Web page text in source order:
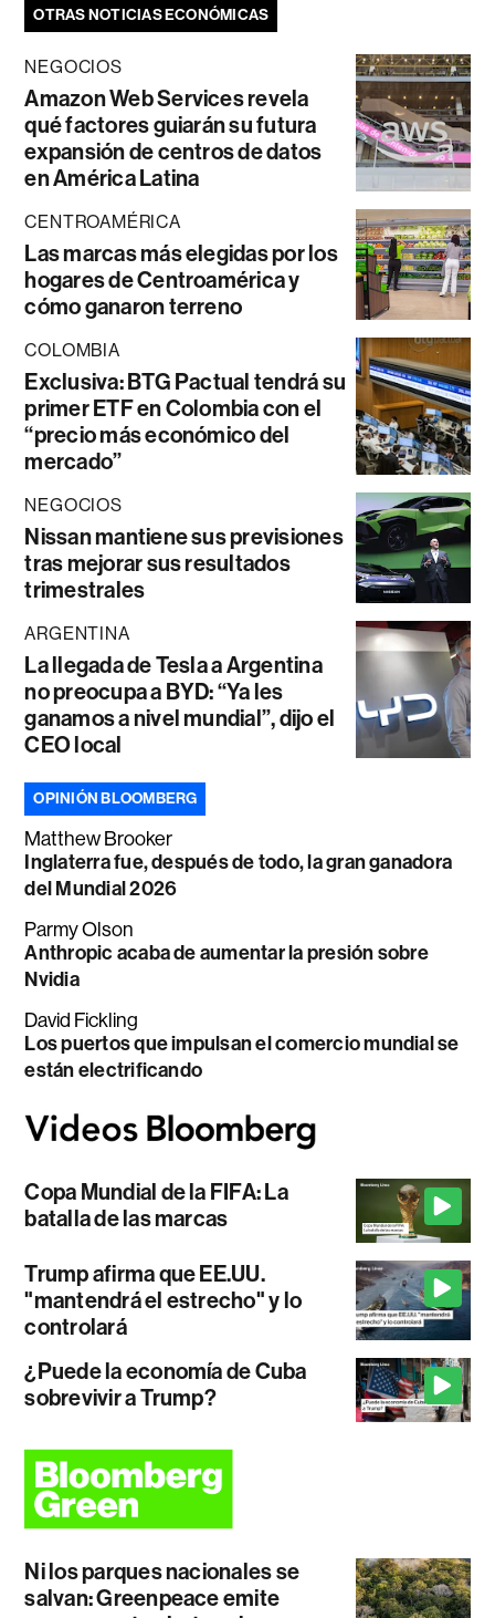
OTRAS NOTICIAS ECONÓMICAS
NEGOCIOS
Amazon Web Services revela
qué factores guiarán su futura
expansión de centros de datos
en América Latina
CENTROAMÉRICA
Las marcas más elegidas por los
hogares de Centroamérica y
cómo ganaron terreno
COLOMBIA
Exclusiva: BTG Pactual tendrá su
primer ETF en Colombia con el
“precio más económico del
mercado”
NEGOCIOS
Nissan mantiene sus previsiones
tras mejorar sus resultados
trimestrales
ARGENTINA
La llegada de Tesla a Argentina
no preocupa a BYD: “Ya les
ganamos a nivel mundial”, dijo el
CEO local
OPINIÓN BLOOMBERG
Matthew Brooker
Inglaterra fue, después de todo, la gran ganadora
del Mundial 2026
Parmy Olson
Anthropic acaba de aumentar la presión sobre
Nvidia
David Fickling
Los puertos que impulsan el comercio mundial se
están electrificando
Copa Mundial de la FIFA: La
batalla de las marcas
Trump afirma que EE.UU.
"mantendrá el estrecho" y lo
controlará
¿Puede la economía de Cuba
sobrevivir a Trump?
Ni los parques nacionales se
salvan: Greenpeace emite